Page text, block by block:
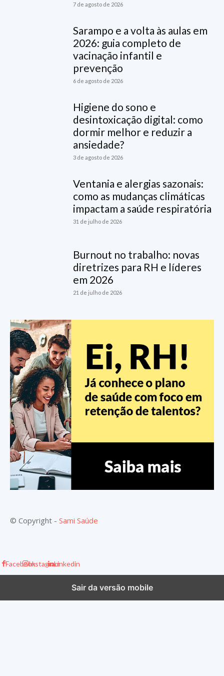
7 de agosto de 2026
Sarampo e a volta às aulas em
2026: guia completo de
vacinação infantil e
prevenção
6 de agosto de 2026
Higiene do sono e
desintoxicação digital: como
dormir melhor e reduzir a
ansiedade?
3 de agosto de 2026
Ventania e alergias sazonais:
como as mudanças climáticas
impactam a saúde respiratória
31 de julho de 2026
Burnout no trabalho: novas
diretrizes para RH e líderes
em 2026
21 de julho de 2026
© Copyright - Sami Saúde
FacebookInstagramLinkedin
Sair da versão mobile